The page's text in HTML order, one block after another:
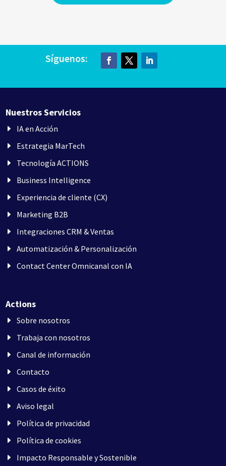
Síguenos:
Nuestros Servicios
IA en Acción
Estrategia MarTech
Tecnología ACTIONS
Business Intelligence
Experiencia de cliente (CX)
Marketing B2B
Integraciones CRM & Ventas
Automatización & Personalización
Contact Center Omnicanal con IA
Actions
Sobre nosotros
Trabaja con nosotros
Canal de información
Contacto
Casos de éxito
Aviso legal
Política de privacidad
Política de cookies
Impacto Responsable y Sostenible